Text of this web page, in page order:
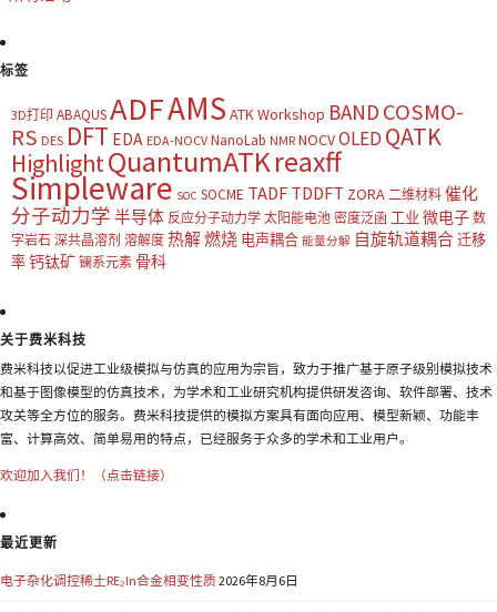
标签
3D打印 ABAQUSADFAMS ATK Workshop BAND COSMO-
RS DES DFT EDA EDA-NOCV NanoLab NMR NOCVOLED QATK
HighlightQuantumATKreaxff
Simpleware SOC SOCME TADF TDDFT ZORA 二维材料 催化
分子动力学 半导体 反应分子动力学 太阳能电池 密度泛函 工业 微电子 数
字岩石 深共晶溶剂 溶解度 热解燃烧 电声耦合 能量分解 自旋轨道耦合迁移
率钙钛矿 镧系元素 骨科
关于费米科技
费米科技以促进工业级模拟与仿真的应用为宗旨，致力于推广基于原子级别模拟技术
和基于图像模型的仿真技术，为学术和工业研究机构提供研发咨询、软件部署、技术
攻关等全方位的服务。费米科技提供的模拟方案具有面向应用、模型新颖、功能丰
富、计算高效、简单易用的特点，已经服务于众多的学术和工业用户。
欢迎加入我们！（点击链接）
最近更新
电子杂化调控稀土RE₂In合金相变性质2026年8月6日